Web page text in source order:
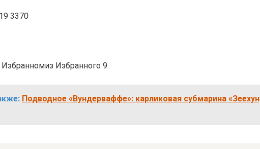
3370
Избранного 9
Подводное «Вундерваффе»: карликовая субмарина